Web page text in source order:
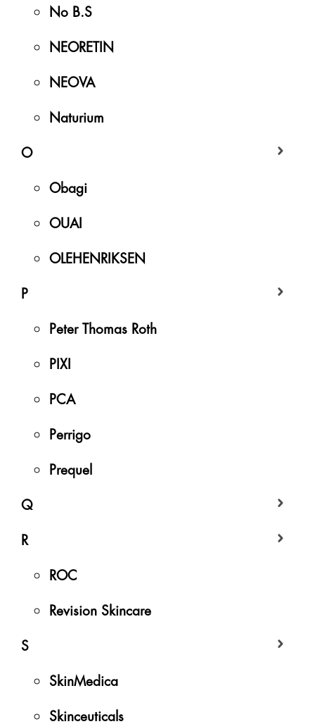
No B.S
NEORETIN
NEOVA
Naturium
O
Obagi
OUAI
OLEHENRIKSEN
P
Peter Thomas Roth
PIXI
PCA
Perrigo
Prequel
Q
R
ROC
Revision Skincare
S
SkinMedica
Skinceuticals